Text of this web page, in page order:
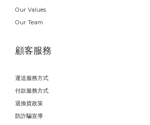
Our Values
Our Team
顧客服務
運送服務方式
付款服務方式
退換貨政策
防詐騙宣導